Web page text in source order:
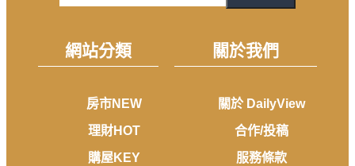
網站分類
房市NEW
理財HOT
購屋KEY
關於我們
關於 DailyView
合作/投稿
服務條款